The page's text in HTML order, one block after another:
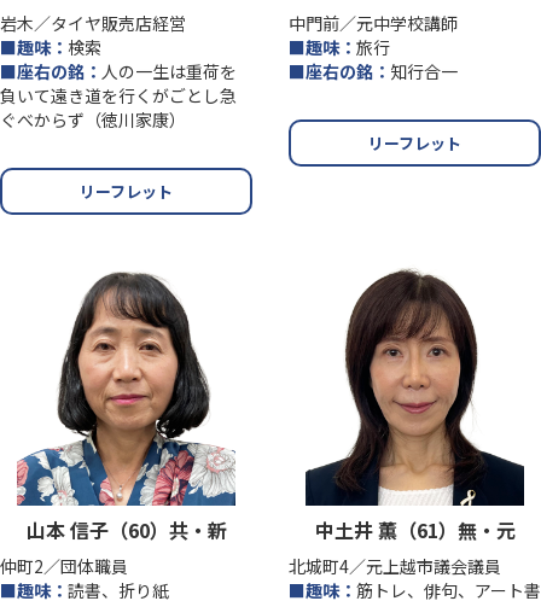
岩木／タイヤ販売店経営
■趣味： 検索
■座右の銘： 人の一生は重荷を
負いて遠き道を行くがごとし急
ぐべからず（徳川家康）
リーフレット
中門前／元中学校講師
■趣味： 旅行
■座右の銘： 知行合一
リーフレット
山本 信子（60）共・新
仲町2／団体職員
■趣味： 読書、折り紙
中土井 薫（61）無・元
北城町4／元上越市議会議員
■趣味： 筋トレ、俳句、アート書